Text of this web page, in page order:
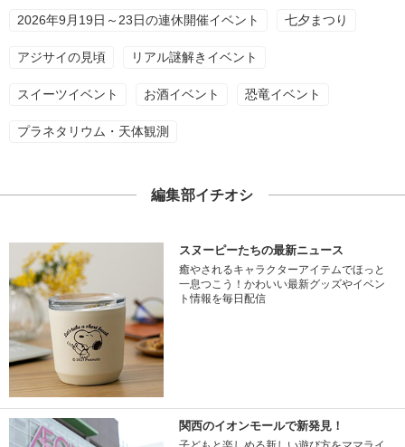
2026年9月19日～23日の連休開催イベント 七夕まつり
アジサイの見頃 リアル謎解きイベント
スイーツイベント お酒イベント 恐竜イベント
プラネタリウム・天体観測
編集部イチオシ
スヌーピーたちの最新ニュース
癒やされるキャラクターアイテムでほっと
一息つこう！かわいい最新グッズやイベン
ト情報を毎日配信
関西のイオンモールで新発見！